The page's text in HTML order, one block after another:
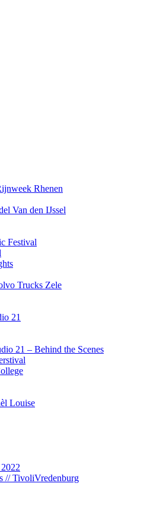
Rhenen
Van den IJssel
Festival
Trucks Zele
21
21 – Behind the Scenes
Louise
// TivoliVredenburg